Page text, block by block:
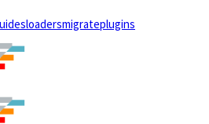
loadersmigrateplugins